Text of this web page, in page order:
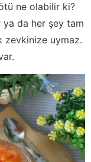
ne olabilir ki?
da her şey tam
zevkinize uymaz.